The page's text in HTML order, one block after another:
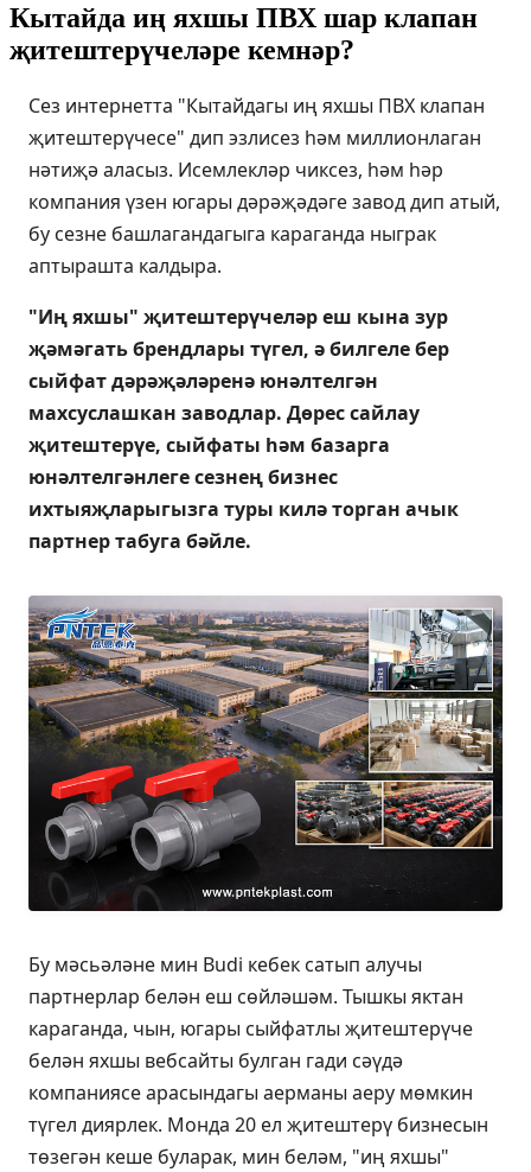
Кытайда иң яхшы ПВХ шар клапан
җитештерүчеләре кемнәр?
Сез интернетта "Кытайдагы иң яхшы ПВХ клапан
җитештерүчесе" дип эзлисез һәм миллионлаган
нәтиҗә аласыз. Исемлекләр чиксез, һәм һәр
компания үзен югары дәрәҗәдәге завод дип атый,
бу сезне башлагандагыга караганда ныграк
аптырашта калдыра.
"Иң яхшы" җитештерүчеләр еш кына зур
җәмәгать брендлары түгел, ә билгеле бер
сыйфат дәрәҗәләренә юнәлтелгән
махсуслашкан заводлар. Дөрес сайлау
җитештерүе, сыйфаты һәм базарга
юнәлтелгәнлеге сезнең бизнес
ихтыяҗларыгызга туры килә торган ачык
партнер табуга бәйле.
Бу мәсьәләне мин Budi кебек сатып алучы
партнерлар белән еш сөйләшәм. Тышкы яктан
караганда, чын, югары сыйфатлы җитештерүче
белән яхшы вебсайты булган гади сәүдә
компаниясе арасындагы аерманы аеру мөмкин
түгел диярлек. Монда 20 ел җитештерү бизнесын
төзегән кеше буларак, мин беләм, "иң яхшы"